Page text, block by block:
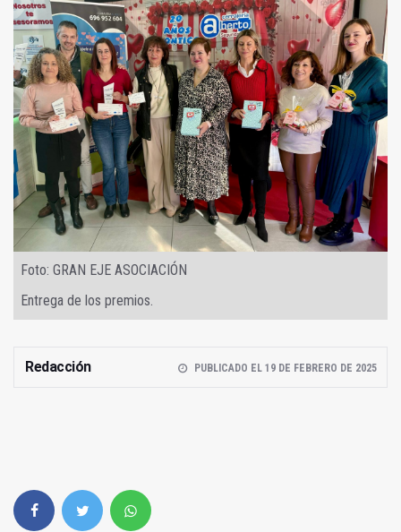
Foto: GRAN EJE ASOCIACIÓN
Entrega de los premios.
Redacción PUBLICADO EL 19 DE FEBRERO DE 2025